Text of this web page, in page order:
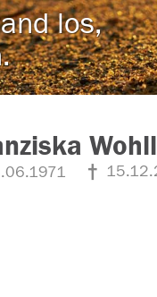
los,